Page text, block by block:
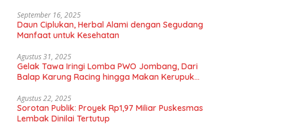
September 16, 2025
Daun Ciplukan, Herbal Alami dengan Segudang
Manfaat untuk Kesehatan
Agustus 31, 2025
Gelak Tawa Iringi Lomba PWO Jombang, Dari
Balap Karung Racing hingga Makan Kerupuk
Agustus 22, 2025
Sorotan Publik: Proyek Rp1,97 Miliar Puskesmas
Lembak Dinilai Tertutup